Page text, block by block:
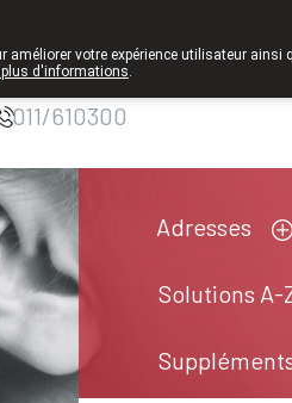
Meysen
011/610300
Adresses
Solutions A-
améliorer votre expérience utilisateur
d'informations.